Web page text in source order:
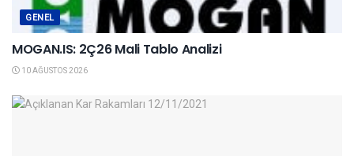
GENEL
MOGAN.IS: 2Ç26 Mali Tablo Analizi
10 AĞUSTOS 2026